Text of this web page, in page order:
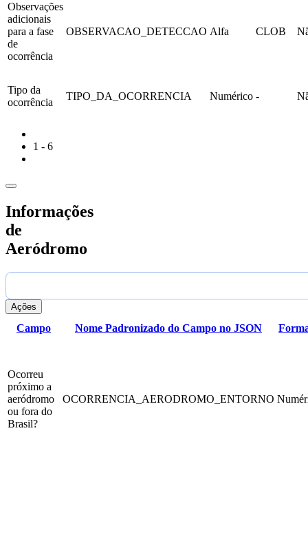
Observações
adicionais
para a fase
de
ocorrência
OBSERVACAO_DETECCAO Alfa CLOB
Tipo da
ocorrência
TIPO_DA_OCORRENCIA Numérico -
1 - 6
Informações
de
Aeródromo
Ações
Campo Nome Padronizado do Campo no JSON
Ocorreu
próximo a
aeródromo
ou fora do
Brasil?
OCORRENCIA_AERODROMO_ENTORNO